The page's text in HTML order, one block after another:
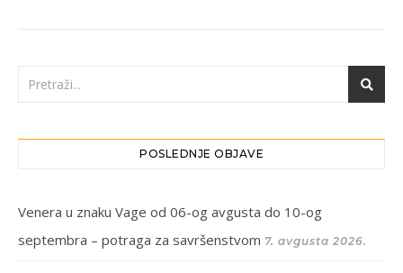
POSLEDNJE OBJAVE
Venera u znaku Vage od 06-og avgusta do 10-og
septembra – potraga za savršenstvom 7. avgusta 2026.